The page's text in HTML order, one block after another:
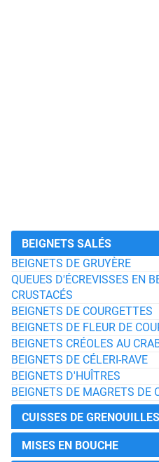
BEIGNETS SALÉS
BEIGNETS DE GRUYÈRE
QUEUES D'ÉCREVISSES EN
CRUSTACÉS
BEIGNETS DE COURGETTES
BEIGNETS DE FLEUR DE
BEIGNETS CRÉOLES AU
BEIGNETS DE CÉLERI-RAVE
BEIGNETS D'HUÎTRES
BEIGNETS DE MAGRETS DE
CUISSES DE GRENOUILLES
MISES EN BOUCHE